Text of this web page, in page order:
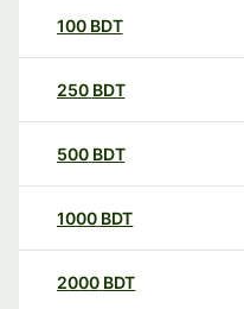
100 BDT
250 BDT
500 BDT
1000 BDT
2000 BDT